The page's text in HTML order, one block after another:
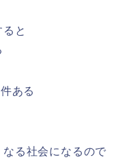
と
ある
る社会になるので